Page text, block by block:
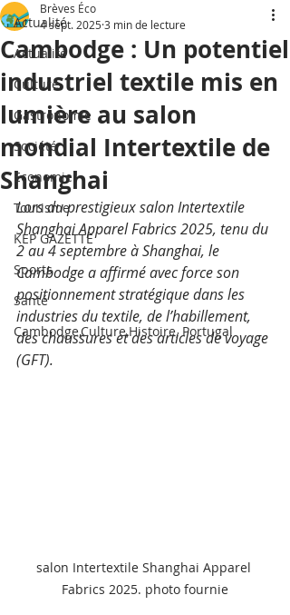
Actualité
Actualité
Culture
Gastronomie
Société
Economie
Tourisme
KEP GAZETTE
Sports
Santé
Cambodge,Culture,Histoire, Portugal
Cambodge : Un potentiel
industriel textile mis en
lumière au salon
mondial Intertextile de
Shanghai
Brèves Éco
4 sept. 2025 3 min de lecture
Lors du prestigieux salon Intertextile
Shanghai Apparel Fabrics 2025, tenu du
2 au 4 septembre à Shanghai, le
Cambodge a affirmé avec force son
positionnement stratégique dans les
industries du textile, de l’habillement,
des chaussures et des articles de voyage
(GFT).
salon Intertextile Shanghai Apparel
Fabrics 2025. photo fournie